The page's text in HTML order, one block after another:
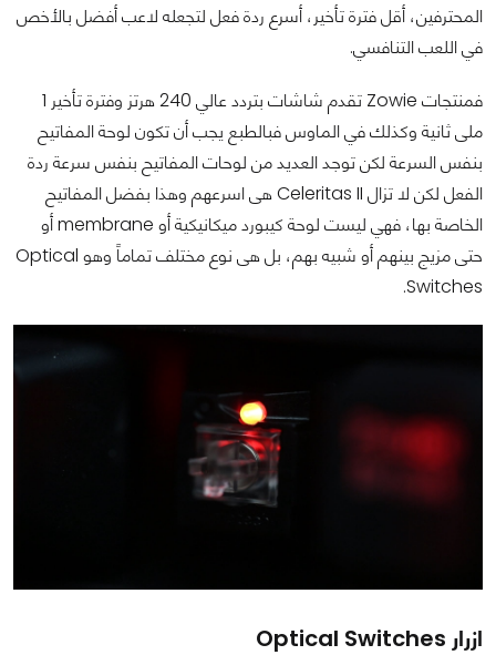
المحترفين، أقل فترة تأخير، أسرع ردة فعل لتجعله لاعب أفضل بالأخص
في اللعب التنافسي.
فمنتجات Zowie تقدم شاشات بتردد عالي 240 هرتز وفترة تأخير 1
ملى ثانية وكذلك في الماوس فبالطبع يجب أن تكون لوحة المفاتيح
بنفس السرعة لكن توجد العديد من لوحات المفاتيح بنفس سرعة ردة
الفعل لكن لا تزال Celeritas II هى اسرعهم وهذا بفضل المفاتيح
الخاصة بها، فهي ليست لوحة كيبورد ميكانيكية أو membrane أو
حتى مزيج بينهم أو شبيه بهم، بل هى نوع مختلف تماماً وهو Optical
Switches.
ازرار Optical Switches